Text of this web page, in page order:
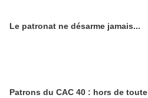
Le patronat ne désarme jamais...
Patrons du CAC 40 : hors de toute